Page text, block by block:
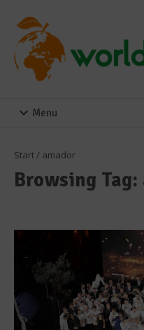
Menu
Start/ amador
Browsing